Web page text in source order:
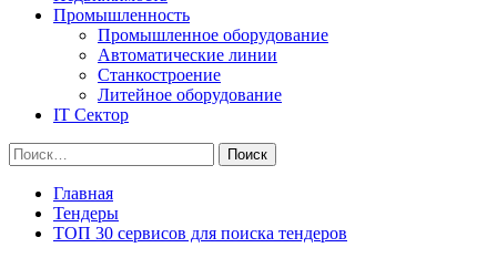
Промышленность
Промышленное оборудование
Автоматические линии
Станкостроение
Литейное оборудование
IT Сектор
Найти:
Главная
Тендеры
ТОП 30 сервисов для поиска тендеров